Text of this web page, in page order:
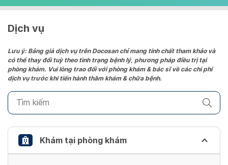
Dịch vụ
Lưu ý: Bảng giá dịch vụ trên Docosan chỉ mang tính chất tham khảo và
có thể thay đổi tuỳ theo tình trạng bệnh lý, phương pháp điều trị tại
phòng khám. Vui lòng trao đổi với phòng khám & bác sĩ về các chi phí
dịch vụ trước khi tiến hành thăm khám & chữa bệnh.
Khám tại phòng khám